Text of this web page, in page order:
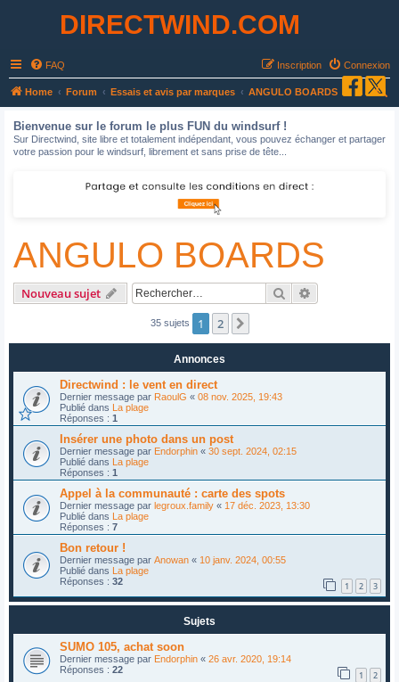
DIRECTWIND.COM
FAQ Connexion
Inscription
Home Forum Essais et avis par marques ANGULO BOARDS
Bienvenue sur le forum le plus FUN du windsurf !
Sur Directwind, site libre et totalement indépendant, vous pouvez échanger et partager
votre passion pour le windsurf, librement et sans prise de tête...
ANGULO BOARDS
Nouveau sujet Rechercher
35 sujets 1 2
Annonces
Directwind : le vent en direct
Dernier message par RaoulG « 08 nov. 2025, 19:43
Publié dans La plage
Réponses : 1
Insérer une photo dans un post
Dernier message par Endorphin « 30 sept. 2024, 02:15
Publié dans La plage
Réponses : 1
Appel à la communauté : carte des spots
Dernier message par legroux.family « 17 déc. 2023, 13:30
Publié dans La plage
Réponses : 7
Bon retour !
Dernier message par Anowan « 10 janv. 2024, 00:55
Publié dans La plage
Réponses : 32 1 2 3
Sujets
SUMO 105, achat soon
Dernier message par Endorphin « 26 avr. 2020, 19:14
Réponses : 22 1 2